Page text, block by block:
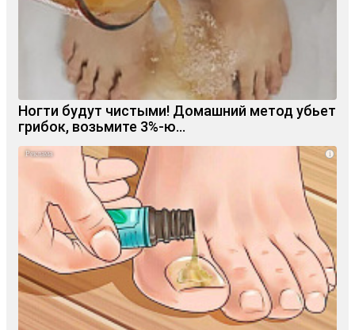
Ногти будут чистыми! Домашний метод убьет
грибок, возьмите 3%-ю…
i